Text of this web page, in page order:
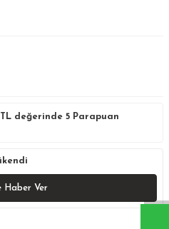
W
h
a
s
a
p
p
D
e
s
t
e
H
a
t
t
TL değerinde 5 Parapuan
Haber Ver